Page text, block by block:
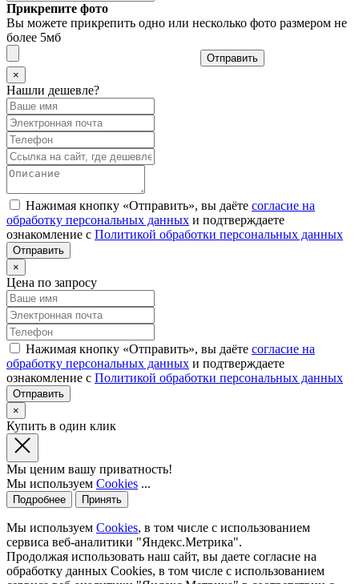
Прикрепите фото
Вы можете прикрепить одно или несколько фото размером не
более 5мб
Отправить
×
Нашли дешевле?
Нажимая кнопку «Отправить», вы даёте согласие на
обработку персональных данных и подтверждаете
ознакомление с Политикой обработки персональных данных
×
Цена по запросу
Нажимая кнопку «Отправить», вы даёте согласие на
обработку персональных данных и подтверждаете
ознакомление с Политикой обработки персональных данных
×
Купить в один клик
Мы ценим вашу приватность!
Мы используем Cookies ...
Подробнее Принять
Мы используем Cookies, в том числе с использованием
сервиса веб-аналитики "Яндекс.Метрика".
Продолжая использовать наш сайт, вы даете согласие на
обработку данных Cookies, в том числе с использованием